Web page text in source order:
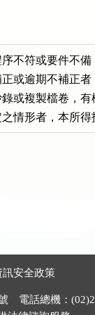
不符或要件不
正或逾期不補正者
錄或複製檔卷，
之情形者，本所得
訊安全政策
電話總機：